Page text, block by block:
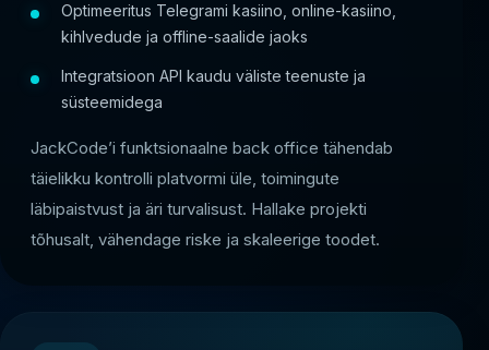
Optimeeritus Telegrami kasiino, online-kasiino,
kihlvedude ja offline-saalide jaoks
Integratsioon API kaudu väliste teenuste ja
süsteemidega
JackCode’i funktsionaalne back office tähendab
täielikku kontrolli platvormi üle, toimingute
läbipaistvust ja äri turvalisust. Hallake projekti
tõhusalt, vähendage riske ja skaleerige toodet.